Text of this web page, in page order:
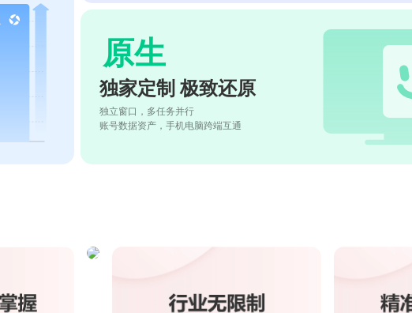
原生
独家定制 极致还原
独立窗口，多任务并行
账号数据资产，手机电脑跨端互通